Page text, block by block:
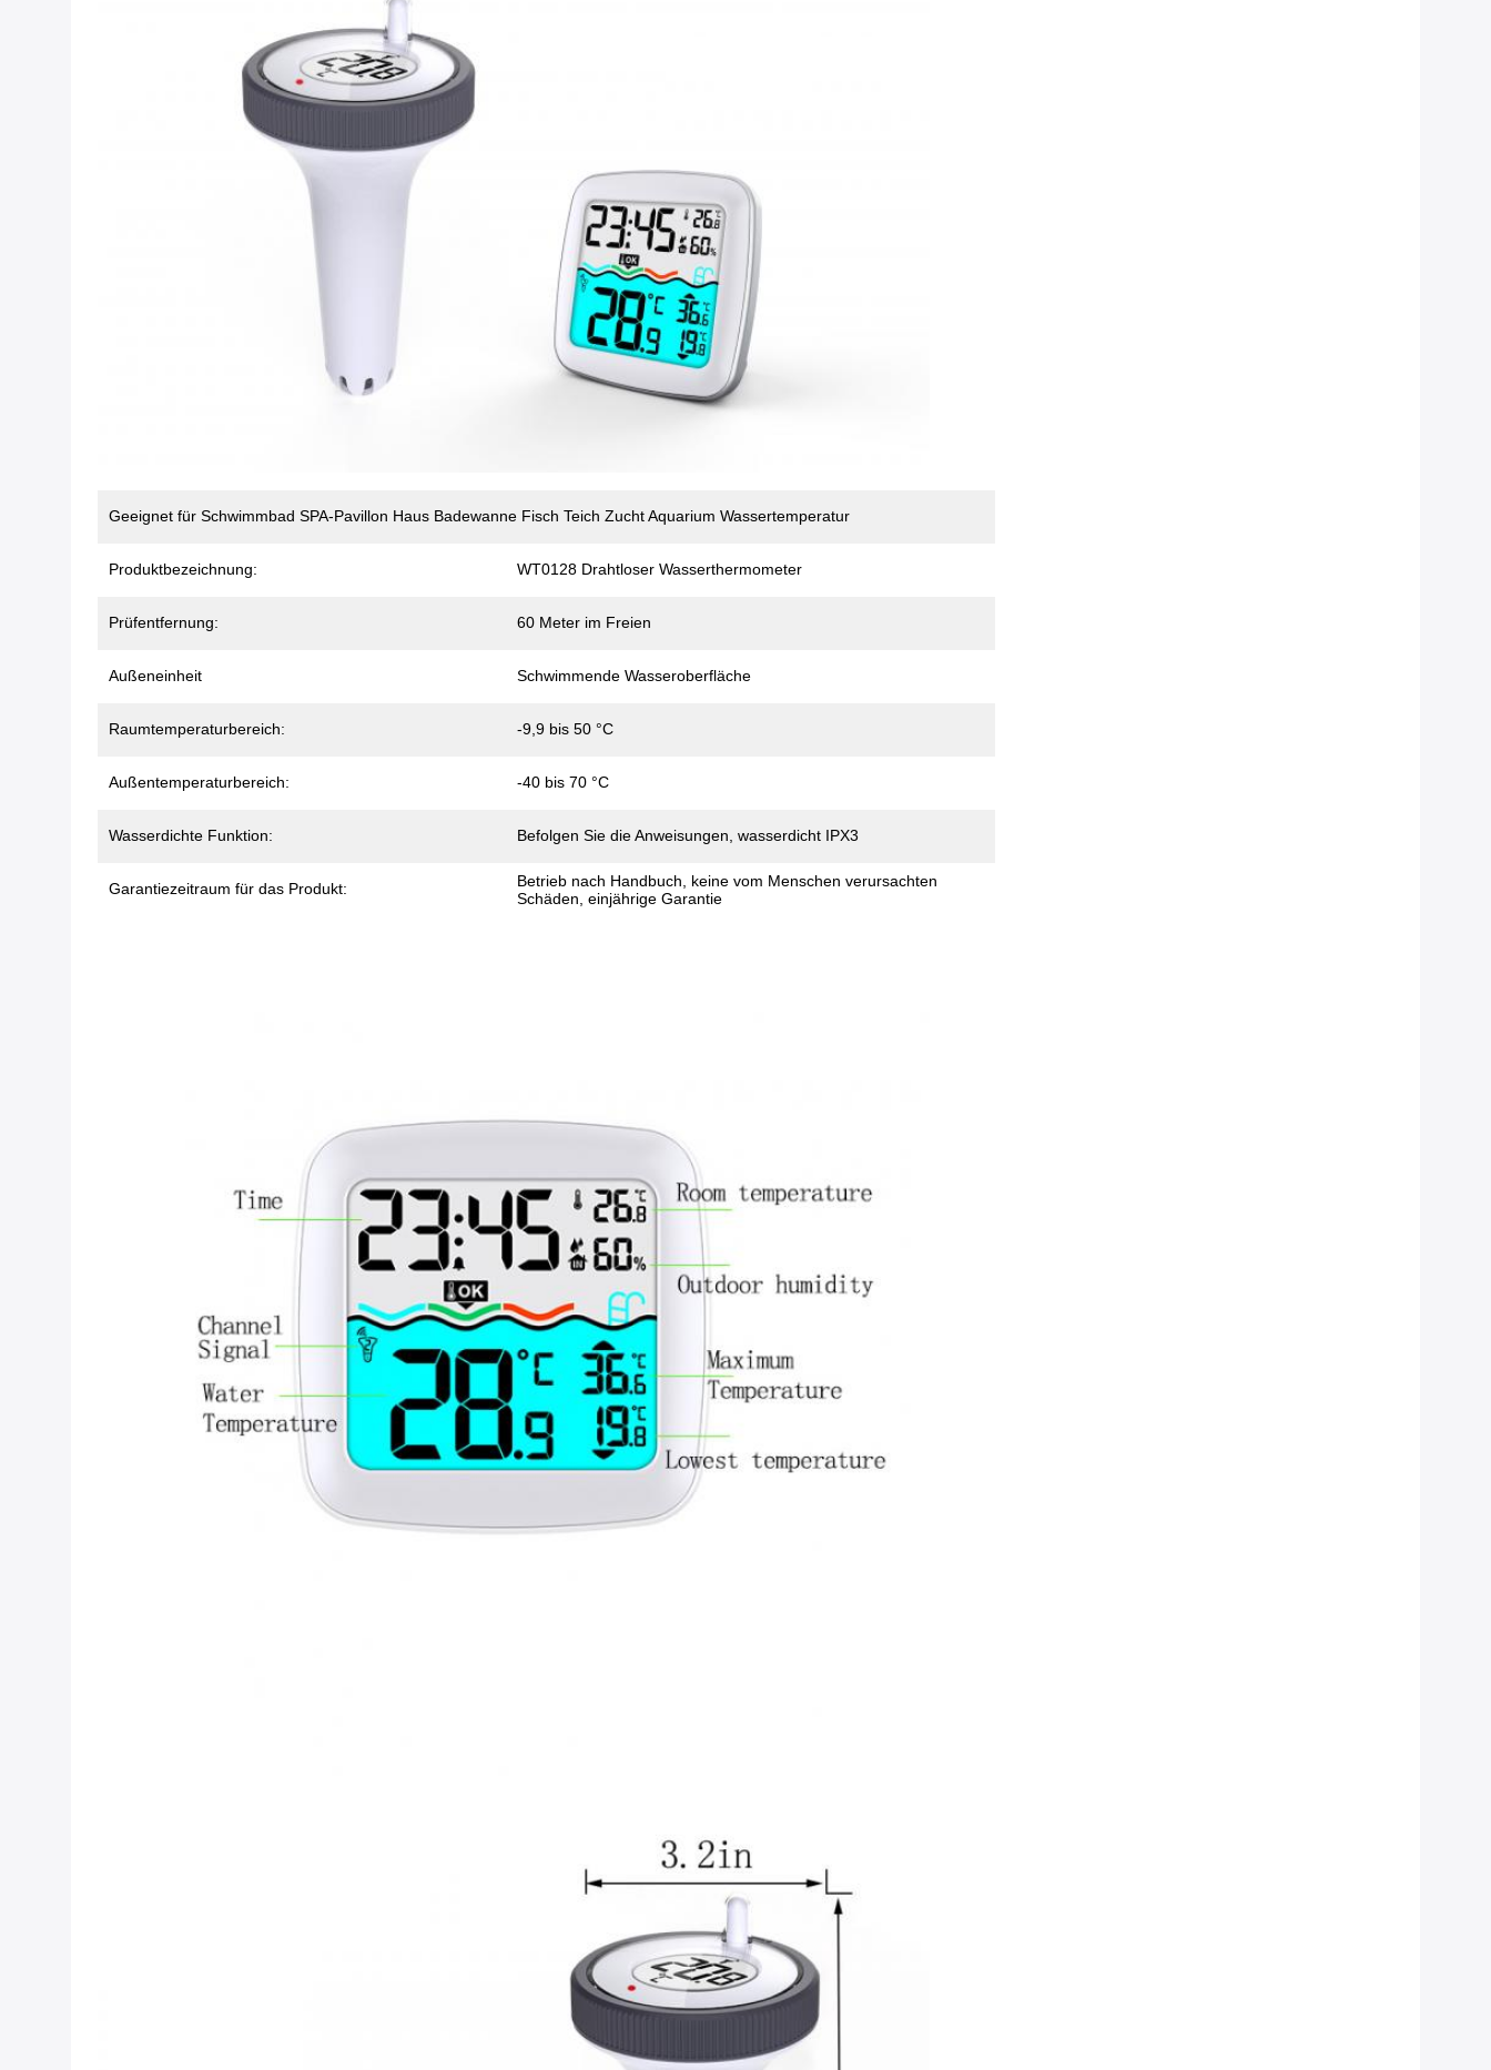
Geeignet für Schwimmbad SPA-Pavillon Haus Badewanne Fisch Teich Zucht Aquarium Wassertemperatur
Produktbezeichnung: WT0128 Drahtloser Wasserthermometer
Prüfentfernung: 60 Meter im Freien
Außeneinheit Schwimmende Wasseroberfläche
Raumtemperaturbereich: -9,9 bis 50 °C
Außentemperaturbereich: -40 bis 70 °C
Wasserdichte Funktion: Befolgen Sie die Anweisungen, wasserdicht IPX3
Garantiezeitraum für das Produkt:
Betrieb nach Handbuch, keine vom Menschen verursachten
Schäden, einjährige Garantie